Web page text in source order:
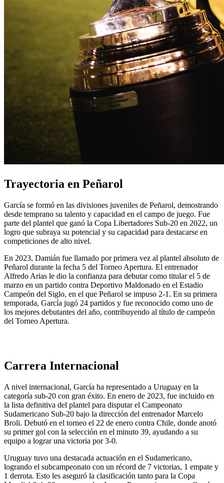
Trayectoria en Peñarol
García se formó en las divisiones juveniles de Peñarol, demostrando
desde temprano su talento y capacidad en el campo de juego. Fue
parte del plantel que ganó la Copa Libertadores Sub-20 en 2022, un
logro que subraya su potencial y su capacidad para destacarse en
competiciones de alto nivel.
En 2023, Damián fue llamado por primera vez al plantel absoluto de
Peñarol durante la fecha 5 del Torneo Apertura. El entrenador
Alfredo Arias le dio la confianza para debutar como titular el 5 de
marzo en un partido contra Deportivo Maldonado en el Estadio
Campeón del Siglo, en el que Peñarol se impuso 2-1. En su primera
temporada, García jugó 24 partidos y fue reconocido como uno de
los mejores debutantes del año, contribuyendo al título de campeón
del Torneo Apertura.
Carrera Internacional
A nivel internacional, García ha representado a Uruguay en la
categoría sub-20 con gran éxito. En enero de 2023, fue incluido en
la lista definitiva del plantel para disputar el Campeonato
Sudamericano Sub-20 bajo la dirección del entrenador Marcelo
Broli. Debutó en el torneo el 22 de enero contra Chile, donde anotó
su primer gol con la selección en el minuto 39, ayudando a su
equipo a lograr una victoria por 3-0.
Uruguay tuvo una destacada actuación en el Sudamericano,
logrando el subcampeonato con un récord de 7 victorias, 1 empate y
1 derrota. Esto les aseguró la clasificación tanto para la Copa